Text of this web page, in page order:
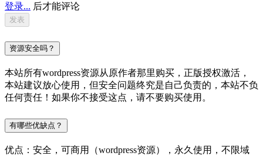
登录... 后才能评论
资源安全吗？
本站所有wordpress资源从原作者那里购买，正版授权激活，
本站建议放心使用，但安全问题终究是自己负责的，本站不负
任何责任！如果你不接受这点，请不要购买使用。
有哪些优缺点？
优点：安全，可商用（wordpress资源），永久使用，不限域